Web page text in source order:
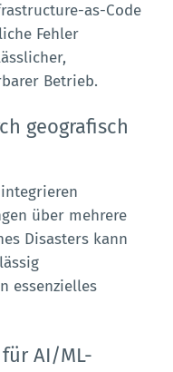
as-Code
Fehler
Betrieb.
geografisch
über mehrere
Disasters kann
essenzielles
AI/ML-